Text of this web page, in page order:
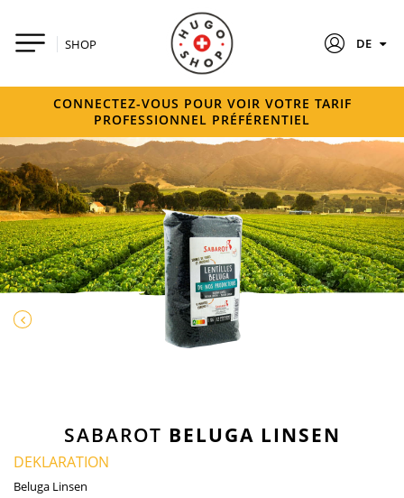
SHOP DE
CONNECTEZ-VOUS POUR VOIR VOTRE TARIF
PROFESSIONNEL PRÉFÉRENTIEL
SABAROT BELUGA LINSEN
DEKLARATION
Beluga Linsen